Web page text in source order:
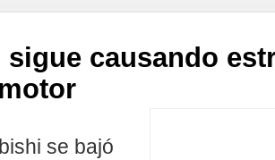
causando
se bajó